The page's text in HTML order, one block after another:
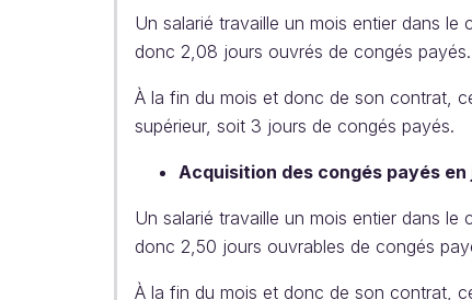
Un salarié travaille un mois entier dans
donc 2,08 jours ouvrés de congés payés.
À la fin du mois et donc de son contrat,
supérieur, soit 3 jours de congés payés.
Acquisition des congés payés
Un salarié travaille un mois entier dans
donc 2,50 jours ouvrables de congés
À la fin du mois et donc de son contrat,